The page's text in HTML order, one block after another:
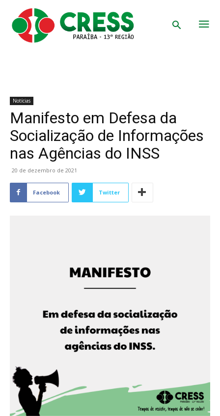
Notícias
Manifesto em Defesa da
Socialização de Informações
nas Agências do INSS
20 de dezembro de 2021
Facebook Twitter